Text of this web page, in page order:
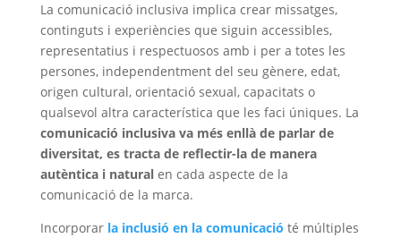
La comunicació inclusiva implica crear missatges,
continguts i experiències que siguin accessibles,
representatius i respectuosos amb i per a totes les
persones, independentment del seu gènere, edat,
origen cultural, orientació sexual, capacitats o
qualsevol altra característica que les faci úniques. La
comunicació inclusiva va més enllà de parlar de
diversitat, es tracta de reflectir-la de manera
autèntica i naturalen cada aspecte de la
comunicació de la marca.
Incorporar la inclusió en la comunicació té múltiples